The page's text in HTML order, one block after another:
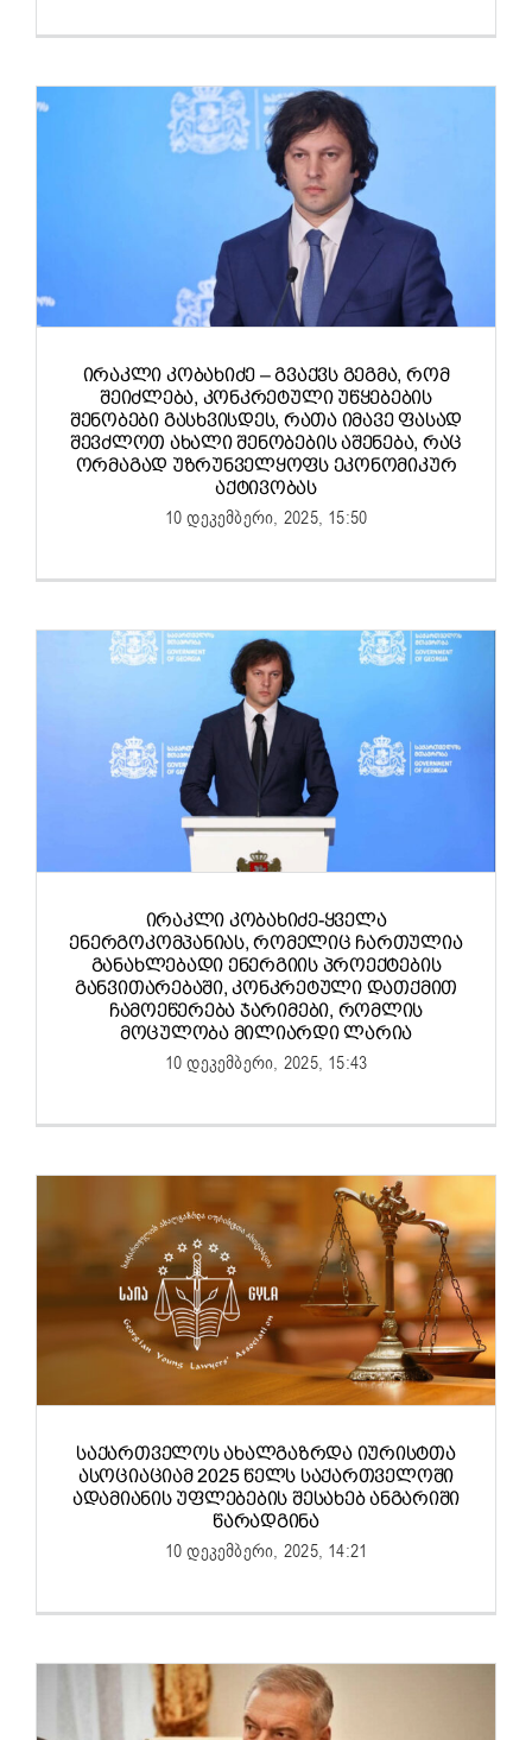
ᲘᲠᲐᲙᲚᲘ ᲙᲝᲑᲐᲮᲘᲫᲔ – ᲒᲕᲐᲥᲕᲡ ᲒᲔᲒᲛᲐ, ᲠᲝᲛ
ᲨᲔᲘᲫᲚᲔᲑᲐ, ᲙᲝᲜᲙᲠᲔᲢᲣᲚᲘ ᲣᲬᲧᲔᲑᲔᲑᲘᲡ
ᲨᲔᲜᲝᲑᲔᲑᲘ ᲒᲐᲡᲮᲕᲘᲡᲓᲔᲡ, ᲠᲐᲗᲐ ᲘᲛᲐᲕᲔ ᲤᲐᲡᲐᲓ
ᲨᲔᲕᲫᲚᲝᲗ ᲐᲮᲐᲚᲘ ᲨᲔᲜᲝᲑᲔᲑᲘᲡ ᲐᲨᲔᲜᲔᲑᲐ, ᲠᲐᲪ
ᲝᲠᲛᲐᲒᲐᲓ ᲣᲖᲠᲣᲜᲕᲔᲚᲧᲝᲤᲡ ᲔᲙᲝᲜᲝᲛᲘᲙᲣᲠ
ᲐᲥᲢᲘᲕᲝᲑᲐᲡ
10 დეკემბერი, 2025, 15:50
ᲘᲠᲐᲙᲚᲘ ᲙᲝᲑᲐᲮᲘᲫᲔ-ᲧᲕᲔᲚᲐ
ᲔᲜᲔᲠᲒᲝᲙᲝᲛᲞᲐᲜᲘᲐᲡ, ᲠᲝᲛᲔᲚᲘᲪ ᲩᲐᲠᲗᲣᲚᲘᲐ
ᲒᲐᲜᲐᲮᲚᲔᲑᲐᲓᲘ ᲔᲜᲔᲠᲒᲘᲘᲡ ᲞᲠᲝᲔᲥᲢᲔᲑᲘᲡ
ᲒᲐᲜᲕᲘᲗᲐᲠᲔᲑᲐᲨᲘ, ᲙᲝᲜᲙᲠᲔᲢᲣᲚᲘ ᲓᲐᲗᲥᲛᲘᲗ
ᲩᲐᲛᲝᲔᲬᲔᲠᲔᲑᲐ ᲯᲐᲠᲘᲛᲔᲑᲘ, ᲠᲝᲛᲚᲘᲡ
ᲛᲝᲪᲣᲚᲝᲑᲐ ᲛᲘᲚᲘᲐᲠᲓᲘ ᲚᲐᲠᲘᲐ
10 დეკემბერი, 2025, 15:43
ᲡᲐᲥᲐᲠᲗᲕᲔᲚᲝᲡ ᲐᲮᲐᲚᲒᲐᲖᲠᲓᲐ ᲘᲣᲠᲘᲡᲢᲗᲐ
ᲐᲡᲝᲪᲘᲐᲪᲘᲐᲛ 2025 ᲬᲔᲚᲡ ᲡᲐᲥᲐᲠᲗᲕᲔᲚᲝᲨᲘ
ᲐᲓᲐᲛᲘᲐᲜᲘᲡ ᲣᲤᲚᲔᲑᲔᲑᲘᲡ ᲨᲔᲡᲐᲮᲔᲑ ᲐᲜᲒᲐᲠᲘᲨᲘ
ᲬᲐᲠᲐᲓᲒᲘᲜᲐ
10 დეკემბერი, 2025, 14:21